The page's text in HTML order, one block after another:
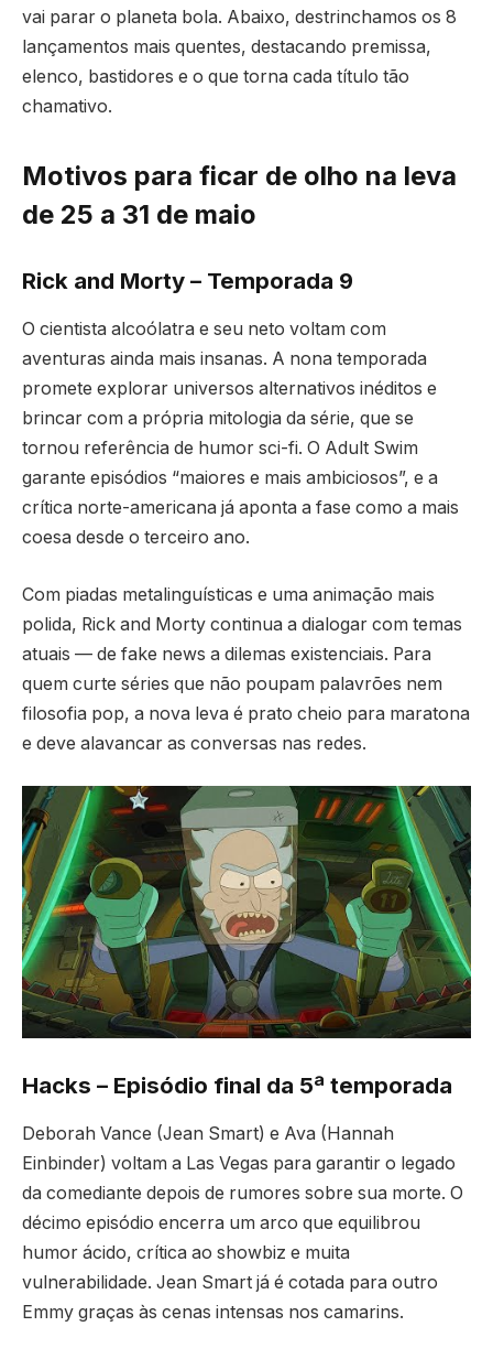
vai parar o planeta bola. Abaixo, destrinchamos os 8
lançamentos mais quentes, destacando premissa,
elenco, bastidores e o que torna cada título tão
chamativo.
Motivos para ficar de olho na leva
de 25 a 31 de maio
Rick and Morty – Temporada 9
O cientista alcoólatra e seu neto voltam com
aventuras ainda mais insanas. A nona temporada
promete explorar universos alternativos inéditos e
brincar com a própria mitologia da série, que se
tornou referência de humor sci-fi. O Adult Swim
garante episódios “maiores e mais ambiciosos”, e a
crítica norte-americana já aponta a fase como a mais
coesa desde o terceiro ano.
Com piadas metalinguísticas e uma animação mais
polida, Rick and Morty continua a dialogar com temas
atuais — de fake news a dilemas existenciais. Para
quem curte séries que não poupam palavrões nem
filosofia pop, a nova leva é prato cheio para maratona
e deve alavancar as conversas nas redes.
Hacks – Episódio final da 5ª temporada
Deborah Vance (Jean Smart) e Ava (Hannah
Einbinder) voltam a Las Vegas para garantir o legado
da comediante depois de rumores sobre sua morte. O
décimo episódio encerra um arco que equilibrou
humor ácido, crítica ao showbiz e muita
vulnerabilidade. Jean Smart já é cotada para outro
Emmy graças às cenas intensas nos camarins.